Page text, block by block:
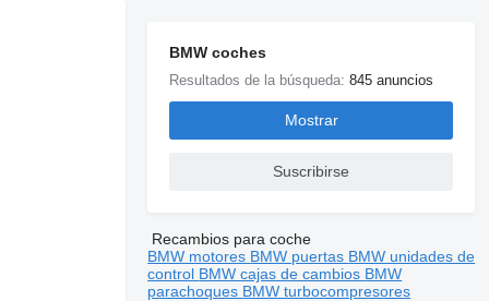
BMW coches
Resultados de la búsqueda:845 anuncios
Mostrar
Suscribirse
Recambios para coche
BMW motores BMW puertas BMW unidades de
control BMW cajas de cambios BMW
parachoques BMW turbocompresores